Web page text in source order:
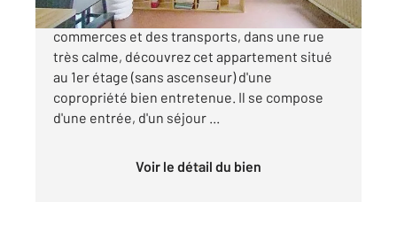
Rue de l'Arbalète À proximité immédiate des
commerces et des transports, dans une rue
très calme, découvrez cet appartement situé
au 1er étage (sans ascenseur) d'une
copropriété bien entretenue. Il se compose
d'une entrée, d'un séjour ...
Voir le détail du bien